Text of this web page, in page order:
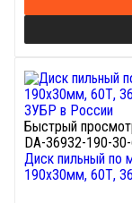
Быстрый
DA-36932-190-
Диск пильный по
190х30мм, 60Т,